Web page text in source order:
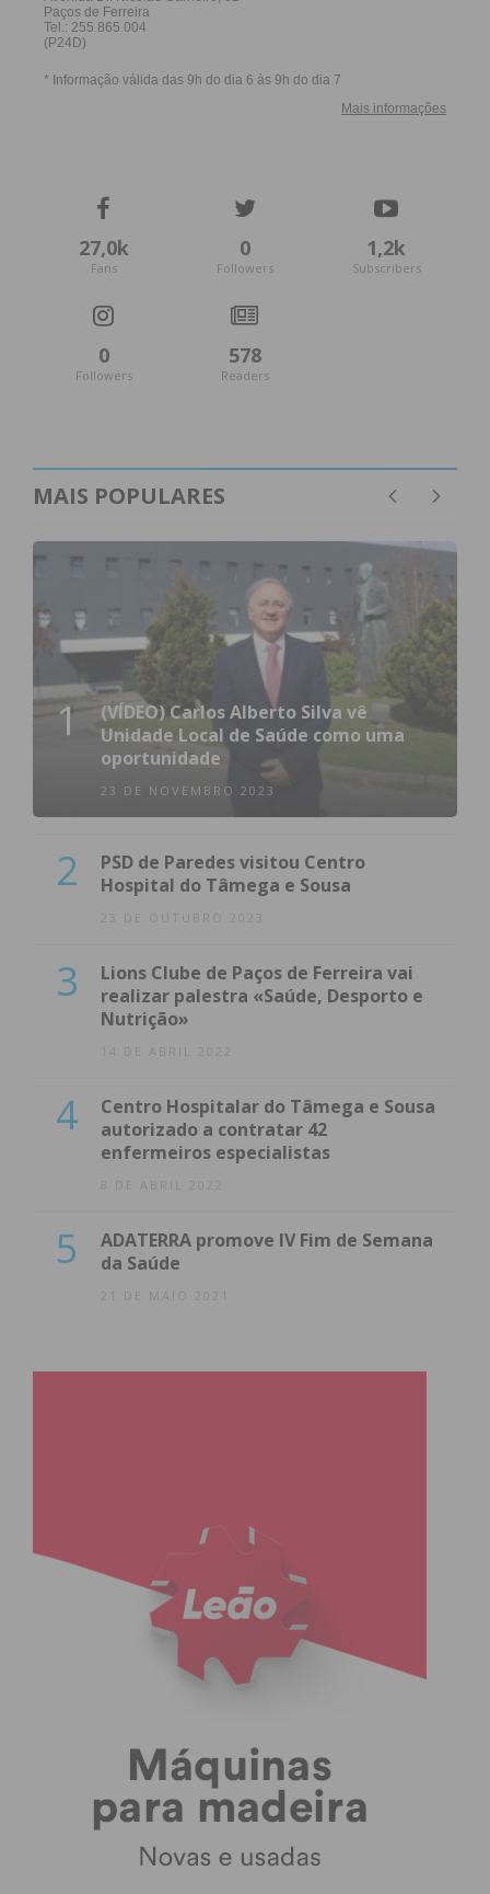
27,0k
Fans
0
Followers
1,2k
Subscribers
0
Followers
578
Readers
MAIS POPULARES
1
(VÍDEO) Carlos Alberto Silva vê
Unidade Local de Saúde como uma
oportunidade
23 DE NOVEMBRO 2023
2
PSD de Paredes visitou Centro
Hospital do Tâmega e Sousa
23 DE OUTUBRO 2023
3
Lions Clube de Paços de Ferreira vai
realizar palestra «Saúde, Desporto e
Nutrição»
14 DE ABRIL 2022
4
Centro Hospitalar do Tâmega e Sousa
autorizado a contratar 42
enfermeiros especialistas
8 DE ABRIL 2022
5
ADATERRA promove IV Fim de Semana
da Saúde
21 DE MAIO 2021